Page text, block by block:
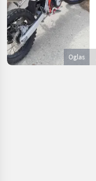
Oglas